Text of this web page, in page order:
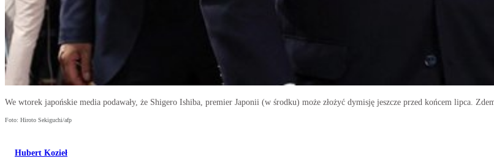
We wtorek japońskie media podawały, że Shigero Ishiba, premier Japonii (w środku) może złożyć dymisję jeszcze przed końcem lipca.
Foto: Hiroto Sekiguchi/afp
Hubert Kozieł